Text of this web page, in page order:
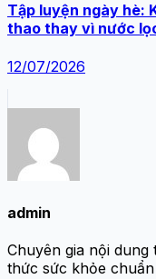
Tập luyện ngày hè:
thao thay vì nước
12/07/2026
admin
Chuyên gia nội dung
thức sức khỏe